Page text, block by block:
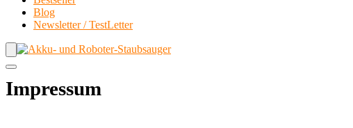
Blog
Newsletter / TestLetter
Impressum